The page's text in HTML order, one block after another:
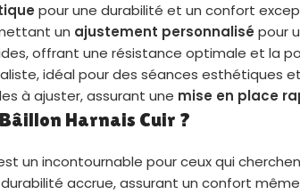
pour une durabilité et un confort
un ajustement personnalisé pour
offrant une résistance optimale et la
idéal pour des séances esthétiques
à ajuster, assurant une mise en place
Harnais Cuir ?
un incontournable pour ceux qui
accrue, assurant un confort